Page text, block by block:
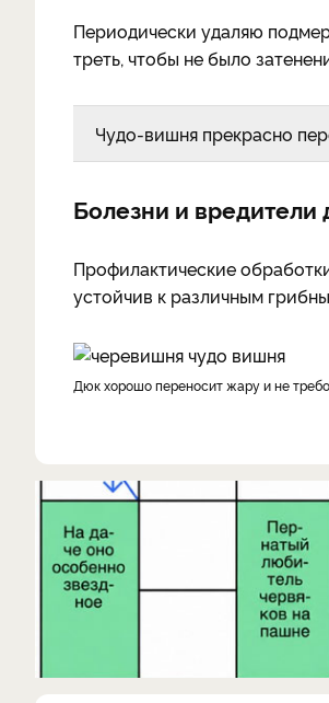
Периодически удаляю
треть, чтобы не было
Чудо-вишня прекрасно
Болезни и вредители
Профилактические
устойчив к различным
Дюк хорошо переносит жару и не